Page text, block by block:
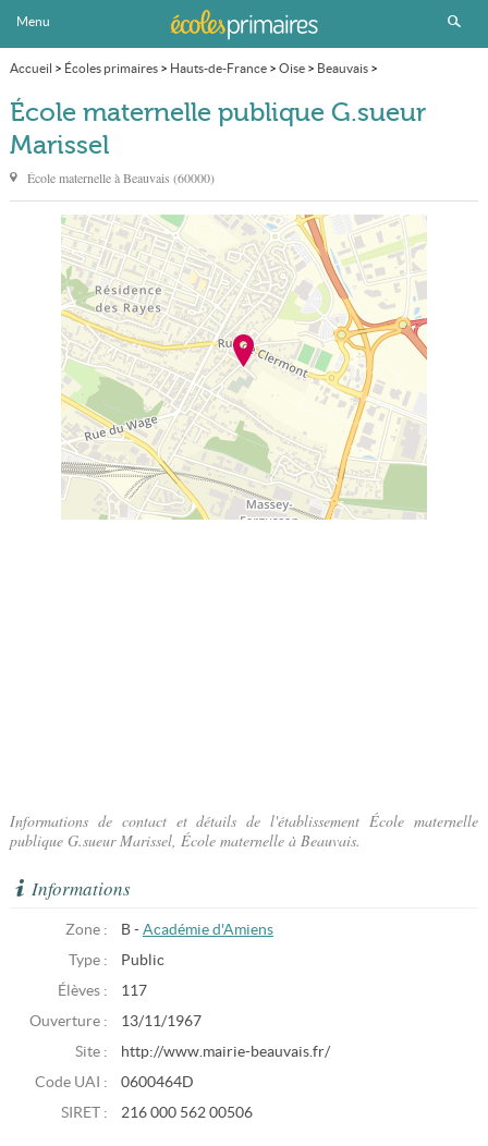
Menu
Accueil > Écoles primaires> Hauts-de-France> Oise> Beauvais>
École maternelle publique G.sueur Marissel
École maternelle publique G.sueur
Marissel
École maternelle àBeauvais (60000)
Informations de contact et détails de l'établissement École maternelle
publique G.sueur Marissel, École maternelle à Beauvais.
Informations
Zone : B - Académie d'Amiens
Type :
Public
Élèves :
117
Ouverture :
13/11/1967
Site :
http://www.mairie-beauvais.fr/
Code UAI :
0600464D
SIRET :
216 000 562 00506